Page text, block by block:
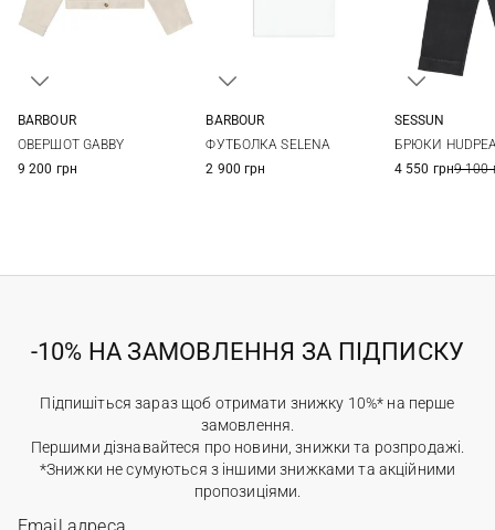
BARBOUR
ОВЕРШОТ GABBY
9 200 грн
BARBOUR
ФУТБОЛКА SELENA
2 900 грн
SESSUN
БРЮКИ
4 550 грн9 100
-10% НА ЗАМОВЛЕННЯ ЗА ПІДПИСКУ
Підпишіться зараз щоб отримати знижку 10%* на перше
замовлення.
Першими дізнавайтеся про новини, знижки та розпродажі.
*Знижки не сумуються з іншими знижками та акційними
пропозиціями.